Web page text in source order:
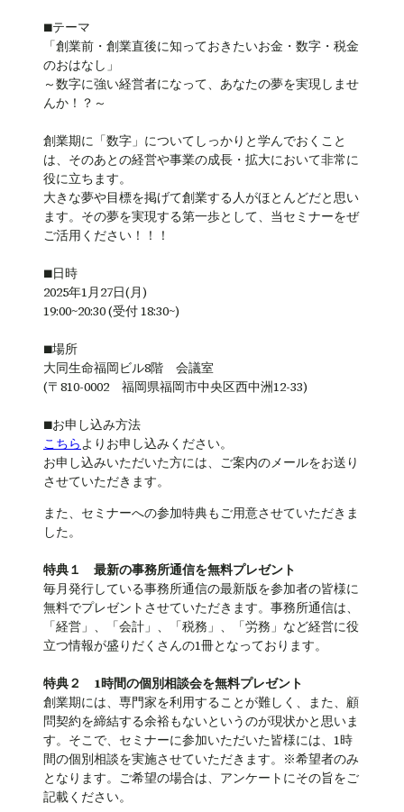
■テーマ
「創業前・創業直後に知っておきたいお金・数字・税金
のおはなし」
～数字に強い経営者になって、あなたの夢を実現しませ
んか！？～
創業期に「数字」についてしっかりと学んでおくこと
は、そのあとの経営や事業の成長・拡大において非常に
役に立ちます。
大きな夢や目標を掲げて創業する人がほとんどだと思い
ます。その夢を実現する第一歩として、当セミナーをぜ
ご活用ください！！！
■日時
2025年1月27日(月)
19:00~20:30 (受付 18:30~)
■場所
大同生命福岡ビル8階 会議室
(〒810-0002 福岡県福岡市中央区西中洲12-33)
■お申し込み方法
こちらよりお申し込みください。
お申し込みいただいた方には、ご案内のメールをお送り
させていただきます。
また、セミナーへの参加特典もご用意させていただきま
した。
特典１ 最新の事務所通信を無料プレゼント
毎月発行している事務所通信の最新版を参加者の皆様に
無料でプレゼントさせていただきます。事務所通信は、
「経営」、「会計」、「税務」、「労務」など経営に役
立つ情報が盛りだくさんの1冊となっております。
特典２ 1時間の個別相談会を無料プレゼント
創業期には、専門家を利用することが難しく、また、顧
問契約を締結する余裕もないというのが現状かと思いま
す。そこで、セミナーに参加いただいた皆様には、1時
間の個別相談を実施させていただきます。※希望者のみ
となります。ご希望の場合は、アンケートにその旨をご
記載ください。